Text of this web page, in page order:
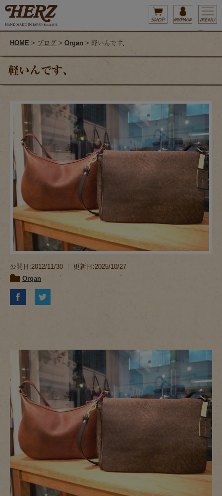
HOME > ブログ > Organ > 軽いんです、
軽いんです、
公開日:2012/11/30 ｜ 更新日:2025/10/27
Organ